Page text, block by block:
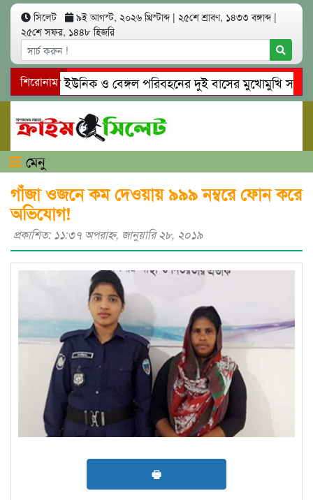
সিলেট ৯ই আগস্ট, ২০২৬ খ্রিস্টাব্দ | ২৫শে শ্রাবণ, ১৪৩৩ বঙ্গাব্দ |
২৫শে সফর, ১৪৪৮ হিজরি
শিরোনাম
সিলেটে ইউনিক ও বেঙ্গল পরিবহনের দুই বাসের মুখোমুখি
গোয়াইনঘাটে প্রেমের ফাঁদে তরুণী পাচার: মাদকাসক্ত রিমালকে
মেনু
গাঁজা ওজনে কম দেওয়ায় ৯৯৯ নম্বরে ফোন করে
অভিযোগ!
প্রকাশিত: ১১:৩৭ অপরাহ্ণ, জানুয়ারি ২৮, ২০১৯
🖶